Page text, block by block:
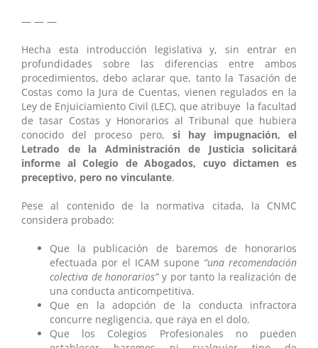
— — —
Hecha esta introducción legislativa y, sin entrar en
profundidades sobre las diferencias entre ambos
procedimientos, debo aclarar que, tanto la Tasación de
Costas como la Jura de Cuentas, vienen regulados en la
Ley de Enjuiciamiento Civil (LEC), que atribuye la facultad
de tasar Costas y Honorarios al Tribunal que hubiera
conocido del proceso pero, si hay impugnación, el
Letrado de la Administración de Justicia solicitará
informe al Colegio de Abogados, cuyo dictamen es
preceptivo, pero no vinculante.
Pese al contenido de la normativa citada, la CNMC
considera probado:
Que la publicación de baremos de honorarios
efectuada por el ICAM supone “una recomendación
colectiva de honorarios”y por tanto la realización de
una conducta anticompetitiva.
Que en la adopción de la conducta infractora
concurre negligencia, que raya en el dolo.
Que los Colegios Profesionales no pueden